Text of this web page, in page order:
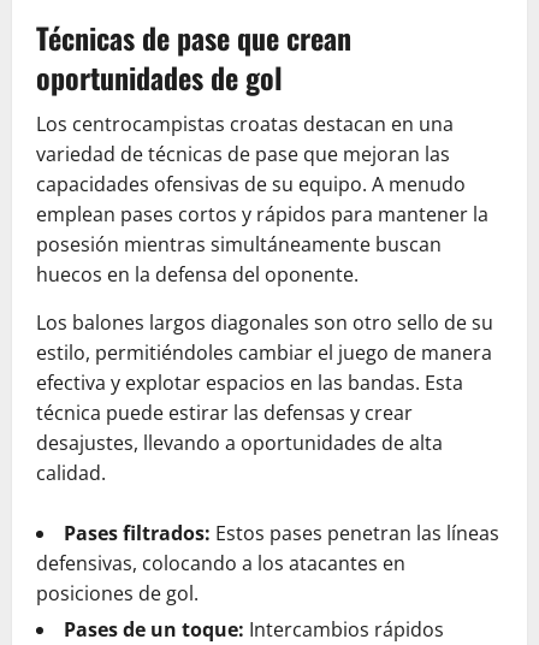
Técnicas de pase que crean
oportunidades de gol
Los centrocampistas croatas destacan en una
variedad de técnicas de pase que mejoran las
capacidades ofensivas de su equipo. A menudo
emplean pases cortos y rápidos para mantener la
posesión mientras simultáneamente buscan
huecos en la defensa del oponente.
Los balones largos diagonales son otro sello de su
estilo, permitiéndoles cambiar el juego de manera
efectiva y explotar espacios en las bandas. Esta
técnica puede estirar las defensas y crear
desajustes, llevando a oportunidades de alta
calidad.
Pases filtrados: Estos pases penetran las líneas
defensivas, colocando a los atacantes en
posiciones de gol.
Pases de un toque: Intercambios rápidos